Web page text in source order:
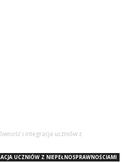
i integracja uczniów z
UCZNIÓW Z NIEPEŁNOSPRAWNOŚCIAMI